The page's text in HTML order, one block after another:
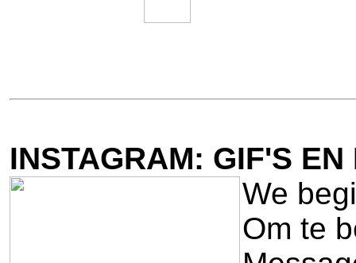
INSTAGRAM: GIF'S EN
We
Om te